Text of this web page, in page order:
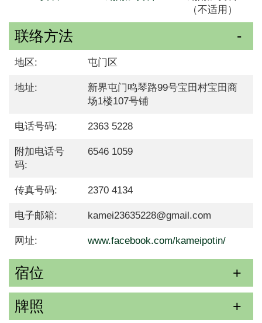
（不适用）
联络方法
地区: 屯门区
地址:
新界屯门鸣琴路99号宝田村宝田商
场1楼107号铺
电话号码: 2363 5228
附加电话号
码:
6546 1059
传真号码: 2370 4134
电子邮箱: kamei23635228@gmail.com
网址: www.facebook.com/kameipotin/
宿位
牌照